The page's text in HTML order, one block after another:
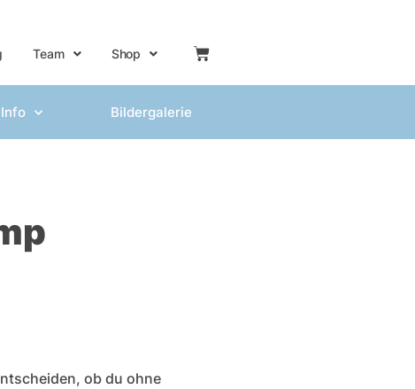
Team Shop
Info Bildergalerie
ob du ohne